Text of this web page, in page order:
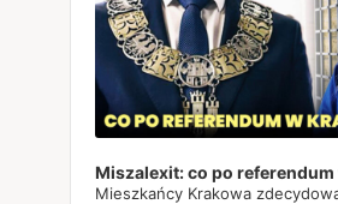
Miszalexit: co po
Mieszkańcy Krakowa